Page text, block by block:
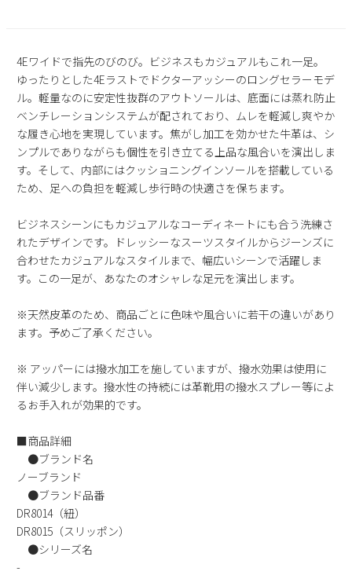
2026 年9月
日 火 水 木 金
土
1
2 3 4
5
6
7 8 9 10 11
12
13
14 15 16 17 18
19
20
21 22 23 24 25
26
会社概要
プライバシーポリシー
お問い合わせ
4Eワイドで指先のびのび。ビジネスもカジュアルもこれ一足。
ゆったりとした4Eラストでドクターアッシーのロングセラーモデ
ル。軽量なのに安定性抜群のアウトソールは、底面には蒸れ防止
ベンチレーションシステムが配されており、ムレを軽減し爽やか
な履き心地を実現しています。焦がし加工を効かせた牛革は、シ
ンプルでありながらも個性を引き立てる上品な風合いを演出しま
す。そして、内部にはクッショニングインソールを搭載している
ため、足への負担を軽減し歩行時の快適さを保ちます。
ビジネスシーンにもカジュアルなコーディネートにも合う洗練さ
れたデザインです。ドレッシーなスーツスタイルからジーンズに
合わせたカジュアルなスタイルまで、幅広いシーンで活躍しま
す。この一足が、あなたのオシャレな足元を演出します。
※天然皮革のため、商品ごとに色味や風合いに若干の違いがあり
ます。予めご了承ください。
※ アッパーには撥水加工を施していますが、撥水効果は使用に
伴い減少します。撥水性の持続には革靴用の撥水スプレー等によ
るお手入れが効果的です。
■商品詳細
●ブランド名
ノーブランド
●ブランド品番
DR8014（紐）
DR8015（スリッポン）
●シリーズ名
-